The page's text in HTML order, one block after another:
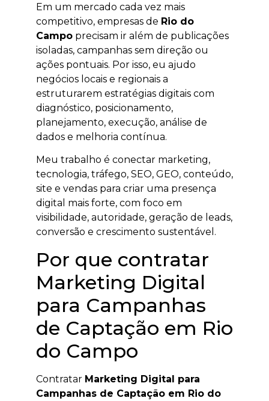
Em um mercado cada vez mais
competitivo, empresas de Rio do
Campo precisam ir além de publicações
isoladas, campanhas sem direção ou
ações pontuais. Por isso, eu ajudo
negócios locais e regionais a
estruturarem estratégias digitais com
diagnóstico, posicionamento,
planejamento, execução, análise de
dados e melhoria contínua.
Meu trabalho é conectar marketing,
tecnologia, tráfego, SEO, GEO, conteúdo,
site e vendas para criar uma presença
digital mais forte, com foco em
visibilidade, autoridade, geração de leads,
conversão e crescimento sustentável.
Por que contratar
Marketing Digital
para Campanhas
de Captação em Rio
do Campo
Contratar Marketing Digital para
Campanhas de Captação em Rio do